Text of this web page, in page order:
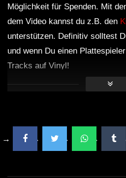
Möglichkeit für Spenden. Mit
dem Video kannst du z.B. den
unterstützen. Definitiv solltest
und wenn Du einen
Tracks auf Vinyl!